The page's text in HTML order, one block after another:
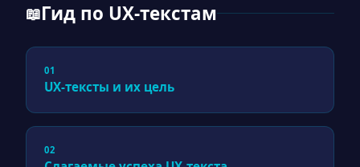
📖Гид по UX-текстам
01
UX-тексты и их цель
02